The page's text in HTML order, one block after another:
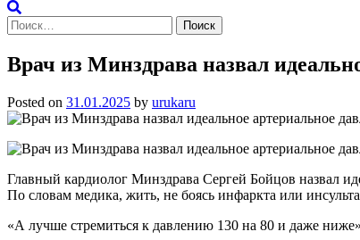
Найти:
Врач из Минздрава назвал
Posted on 31.01.2025 by urukaru
Главный кардиолог Минздрава Сергей Бойцов назвал
По словам медика, жить, не боясь инфаркта или
«А лучше стремиться к давлению 130 на 80 и даже